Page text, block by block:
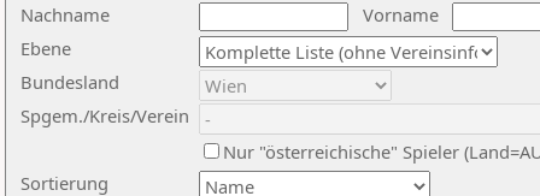
Nachname
Vorname
Ebene
Sortierung
Bundesland
Spgem./Kreis/Verein
Nur "österreichische" Spieler